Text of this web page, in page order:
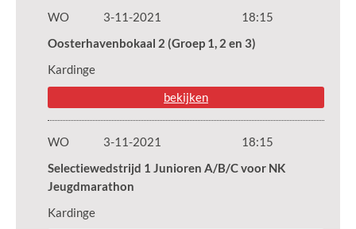
WO 3-11-2021
18:15
Oosterhavenbokaal 2 (Groep 1, 2 en 3)
Kardinge
bekijken
WO 3-11-2021
18:15
Selectiewedstrijd 1 Junioren A/B/C voor NK
Jeugdmarathon
Kardinge